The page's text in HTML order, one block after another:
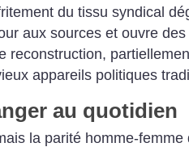
du tissu syndical
aux sources et ouvre
reconstruction,
appareils politiques
au quotidien
la parité homme-femme